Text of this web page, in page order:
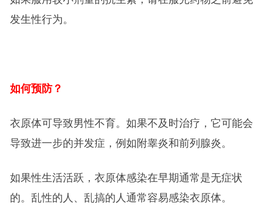
发生性行为。
如何预防？
衣原体可导致男性不育。如果不及时治疗，它可能会
导致进一步的并发症，例如附睾炎和前列腺炎。
如果性生活活跃，衣原体感染在早期通常是无症状
的。乱性的人、乱搞的人通常容易感染衣原体。